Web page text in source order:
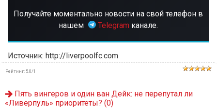
Получайте моментально новости на свой телефон в
нашем
Telegram канале.
Источник: http://liverpoolfc.com
Рейтинг: 5.0/1
Пять вингеров и один ван Дейк: не перепутал ли
«Ливерпуль» приоритеты? (0)